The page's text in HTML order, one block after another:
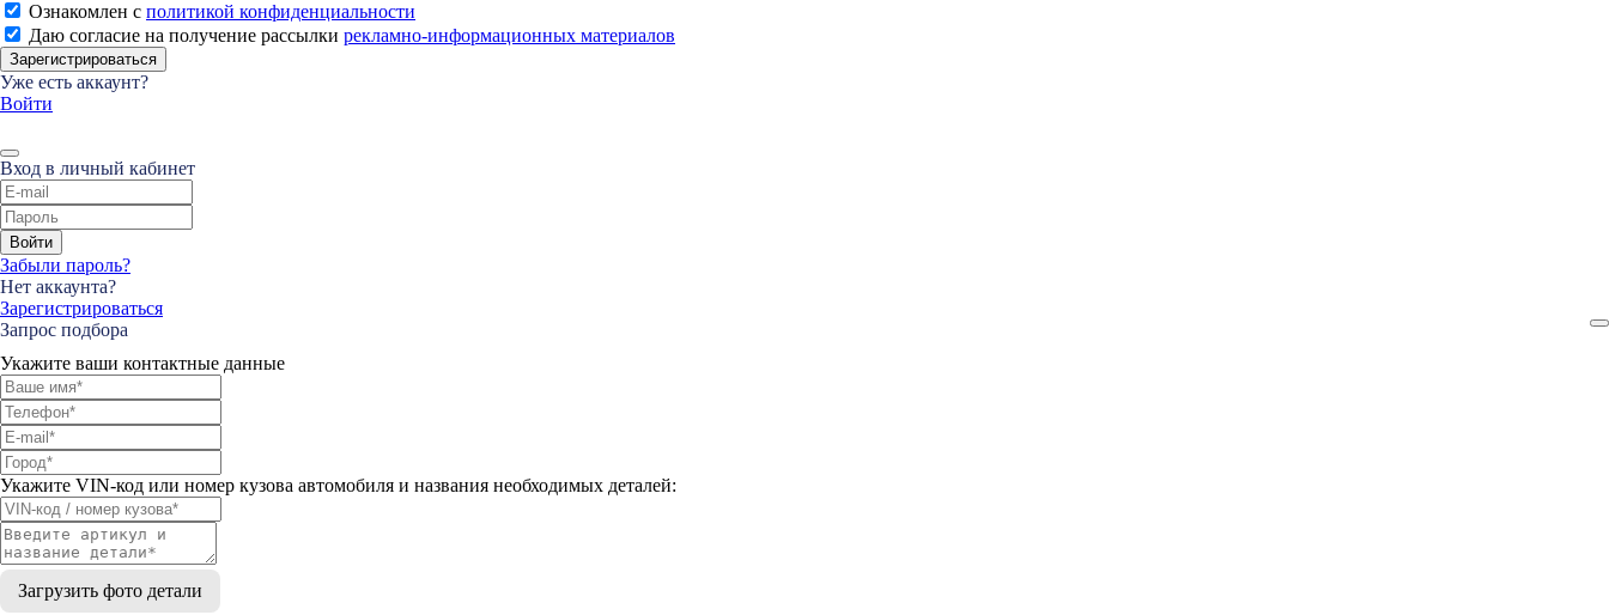
Ознакомлен с политикой конфиденциальности
Даю согласие на получение рассылки рекламно-информационных материалов
Зарегистрироваться
Уже есть аккаунт?
Войти
Вход в личный кабинет
Войти
Забыли пароль?
Нет аккаунта?
Зарегистрироваться
Запрос подбора
Укажите ваши контактные данные
Укажите VIN-код или номер кузова автомобиля и названия необходимых деталей:
Загрузить фото детали